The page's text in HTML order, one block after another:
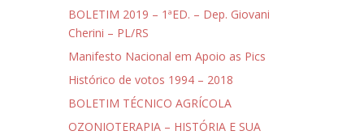
BOLETIM 2019 – 1ªED. – Dep. Giovani
Cherini – PL/RS
Manifesto Nacional em Apoio as Pics
Histórico de votos 1994 – 2018
BOLETIM TÉCNICO AGRÍCOLA
OZONIOTERAPIA – HISTÓRIA E SUA